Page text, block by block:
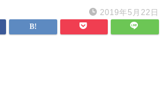
2019年5月22日